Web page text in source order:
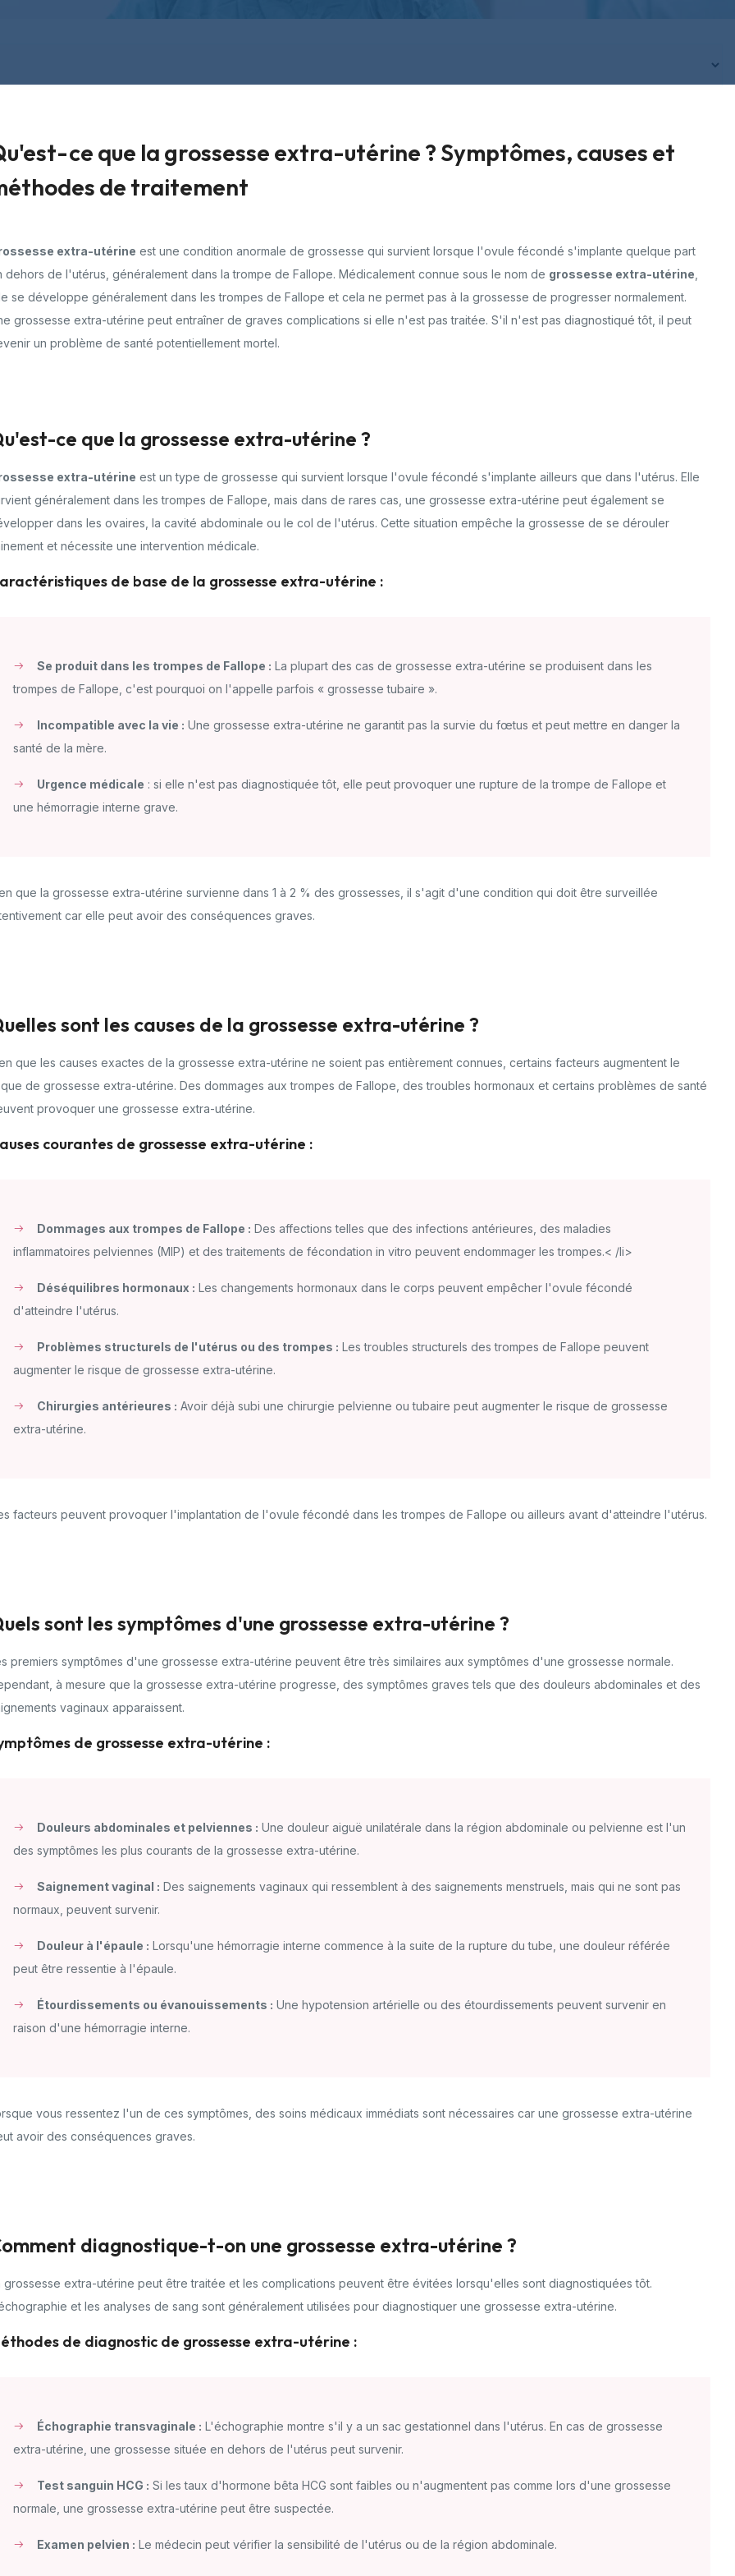
ce que la grossesse extra-utérine ? Symptômes, causes et
de traitement
extra-utérine est une condition anormale de grossesse qui survient lorsque l'ovule fécondé s'implante quelque part
dehors de l'utérus, généralement dans la trompe de Fallope. Médicalement connue sous le nom de grossesse extra-utérine
se développe généralement dans les trompes de Fallope et cela ne permet pas à la grossesse de progresser normalement.
grossesse extra-utérine peut entraîner de graves complications si elle n'est pas traitée. S'il n'est pas diagnostiqué tôt, il peut
un problème de santé potentiellement mortel.
ce que la grossesse extra-utérine ?
extra-utérine est un type de grossesse qui survient lorsque l'ovule fécondé s'implante ailleurs que dans l'utérus. Elle
généralement dans les trompes de Fallope, mais dans de rares cas, une grossesse extra-utérine peut également se
dans les ovaires, la cavité abdominale ou le col de l'utérus. Cette situation empêche la grossesse de se dérouler
et nécessite une intervention médicale.
de base de la grossesse extra-utérine :
Se produit dans les trompes de Fallope : La plupart des cas de grossesse extra-utérine se produisent dans les
trompes de Fallope, c'est pourquoi on l'appelle parfois « grossesse tubaire ».
Incompatible avec la vie : Une grossesse extra-utérine ne garantit pas la survie du fœtus et peut mettre en danger la
santé de la mère.
Urgence médicale : si elle n'est pas diagnostiquée tôt, elle peut provoquer une rupture de la trompe de Fallope et
une hémorragie interne grave.
que la grossesse extra-utérine survienne dans 1 à 2 % des grossesses, il s'agit d'une condition qui doit être surveillée
car elle peut avoir des conséquences graves.
sont les causes de la grossesse extra-utérine ?
que les causes exactes de la grossesse extra-utérine ne soient pas entièrement connues, certains facteurs augmentent le
de grossesse extra-utérine. Des dommages aux trompes de Fallope, des troubles hormonaux et certains problèmes de santé
provoquer une grossesse extra-utérine.
courantes de grossesse extra-utérine :
Dommages aux trompes de Fallope : Des affections telles que des infections antérieures, des maladies
inflammatoires pelviennes (MIP) et des traitements de fécondation in vitro peuvent endommager les trompes.< /li>
Déséquilibres hormonaux : Les changements hormonaux dans le corps peuvent empêcher l'ovule fécondé
d'atteindre l'utérus.
Problèmes structurels de l'utérus ou des trompes : Les troubles structurels des trompes de Fallope peuvent
augmenter le risque de grossesse extra-utérine.
Chirurgies antérieures : Avoir déjà subi une chirurgie pelvienne ou tubaire peut augmenter le risque de grossesse
extra-utérine.
facteurs peuvent provoquer l'implantation de l'ovule fécondé dans les trompes de Fallope ou ailleurs avant d'atteindre l'utérus.
sont les symptômes d'une grossesse extra-utérine ?
premiers symptômes d'une grossesse extra-utérine peuvent être très similaires aux symptômes d'une grossesse normale.
à mesure que la grossesse extra-utérine progresse, des symptômes graves tels que des douleurs abdominales et des
vaginaux apparaissent.
de grossesse extra-utérine :
Douleurs abdominales et pelviennes : Une douleur aiguë unilatérale dans la région abdominale ou pelvienne est l'un
des symptômes les plus courants de la grossesse extra-utérine.
Saignement vaginal : Des saignements vaginaux qui ressemblent à des saignements menstruels, mais qui ne sont pas
normaux, peuvent survenir.
Douleur à l'épaule : Lorsqu'une hémorragie interne commence à la suite de la rupture du tube, une douleur référée
peut être ressentie à l'épaule.
Étourdissements ou évanouissements : Une hypotension artérielle ou des étourdissements peuvent survenir en
raison d'une hémorragie interne.
vous ressentez l'un de ces symptômes, des soins médicaux immédiats sont nécessaires car une grossesse extra-utérine
avoir des conséquences graves.
diagnostique-t-on une grossesse extra-utérine ?
grossesse extra-utérine peut être traitée et les complications peuvent être évitées lorsqu'elles sont diagnostiquées tôt.
et les analyses de sang sont généralement utilisées pour diagnostiquer une grossesse extra-utérine.
de diagnostic de grossesse extra-utérine :
Échographie transvaginale : L'échographie montre s'il y a un sac gestationnel dans l'utérus. En cas de grossesse
extra-utérine, une grossesse située en dehors de l'utérus peut survenir.
Test sanguin HCG : Si les taux d'hormone bêta HCG sont faibles ou n'augmentent pas comme lors d'une grossesse
normale, une grossesse extra-utérine peut être suspectée.
Examen pelvien : Le médecin peut vérifier la sensibilité de l'utérus ou de la région abdominale.